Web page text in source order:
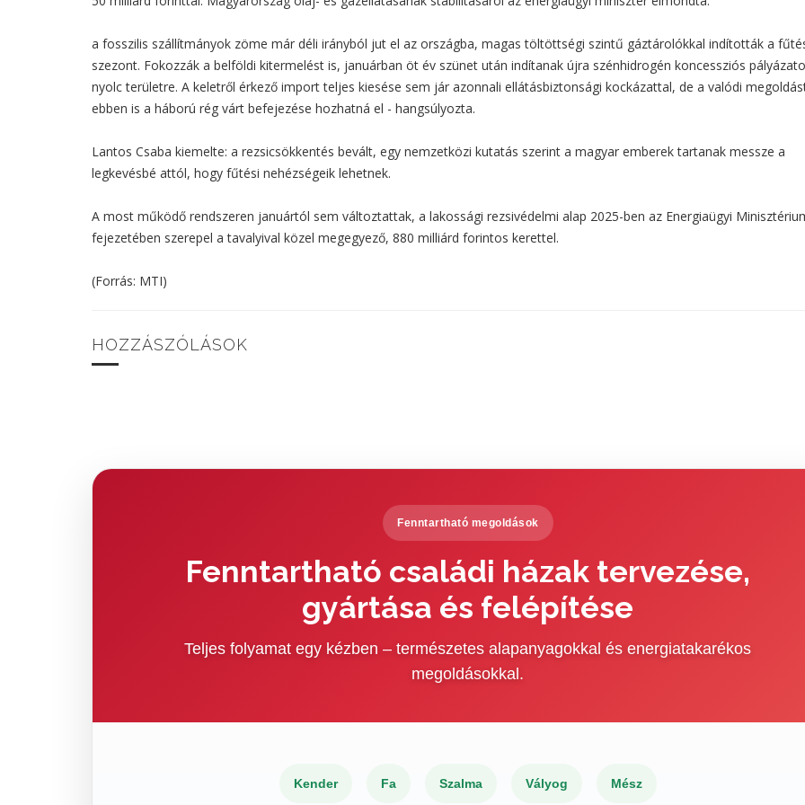
a fosszilis szállítmányok zöme már déli irányból jut el az országba, magas töltöttségi szintű gáztárolókkal indították a
szezont. Fokozzák a belföldi kitermelést is, januárban öt év szünet után indítanak újra szénhidrogén koncessziós
nyolc területre. A keletről érkező import teljes kiesése sem jár azonnali ellátásbiztonsági kockázattal, de a valódi
ebben is a háború rég várt befejezése hozhatná el - hangsúlyozta.
Lantos Csaba kiemelte: a rezsicsökkentés bevált, egy nemzetközi kutatás szerint a magyar emberek tartanak messze a
legkevésbé attól, hogy fűtési nehézségeik lehetnek.
A most működő rendszeren januártól sem változtattak, a lakossági rezsivédelmi alap 2025-ben az Energiaügyi
fejezetében szerepel a tavalyival közel megegyező, 880 milliárd forintos kerettel.
(Forrás: MTI)
HOZZÁSZÓLÁSOK
Fenntartható megoldások
Fenntartható családi házak tervezése,
gyártása és felépítése
Teljes folyamat egy kézben – természetes alapanyagokkal és energiatakarékos
megoldásokkal.
Kender Fa Szalma Vályog Mész